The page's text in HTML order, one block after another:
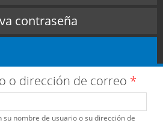
contraseña
o dirección de correo *
nombre de usuario o su dirección de